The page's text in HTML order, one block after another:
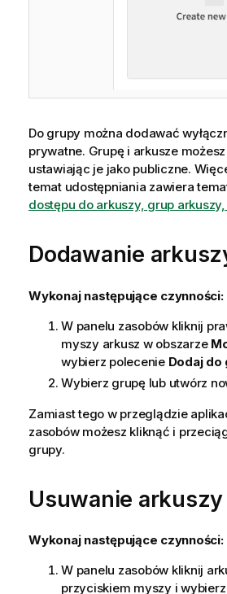
Do grupy można dodawać
prywatne. Grupę i arkusze
ustawiając je jako publiczne.
temat udostępniania zawiera
dostępu do arkuszy, grup
Dodawanie
Wykonaj następujące czynności:
W panelu zasobów kliknij
myszy arkusz w obszarze
wybierz polecenie Dodaj do
Wybierz grupę lub utwórz
Zamiast tego w przeglądzie
zasobów możesz kliknąć i
grupy.
Usuwanie
Wykonaj następujące czynności:
W panelu zasobów kliknij
przyciskiem myszy i